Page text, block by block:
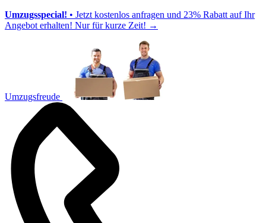
Umzugsspecial! • Jetzt kostenlos anfragen und 23% Rabatt auf Ihr
Angebot erhalten! Nur für kurze Zeit! →
Umzugsfreude